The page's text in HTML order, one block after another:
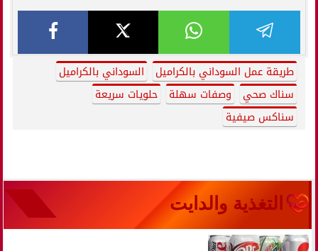
طريقة عمل السوداني بالكراميل
السوداني بالكراميل
سناك صحي
وصفات سهلة
حلويات سريعة
سناكس صيفية
التغذية والدايت